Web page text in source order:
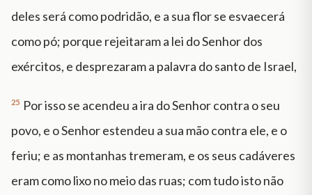
deles será como podridão, e a sua flor se esvaecerá
como pó; porque rejeitaram a lei do Senhor dos
exércitos, e desprezaram a palavra do santo de Israel,
25 Por isso se acendeu a ira do Senhor contra o seu
povo, e o Senhor estendeu a sua mão contra ele, e o
feriu; e as montanhas tremeram, e os seus cadáveres
eram como lixo no meio das ruas; com tudo isto não